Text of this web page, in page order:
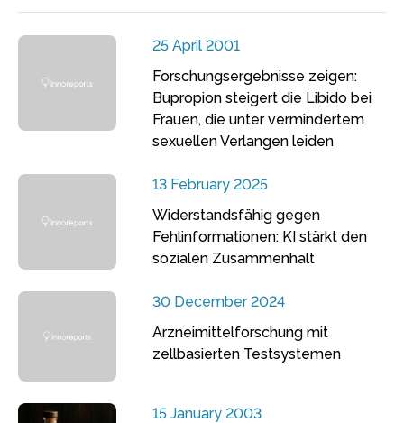
25 April 2001
Forschungsergebnisse zeigen:
Bupropion steigert die Libido bei
Frauen, die unter vermindertem
sexuellen Verlangen leiden
13 February 2025
Widerstandsfähig gegen
Fehlinformationen: KI stärkt den
sozialen Zusammenhalt
30 December 2024
Arzneimittelforschung mit
zellbasierten Testsystemen
15 January 2003